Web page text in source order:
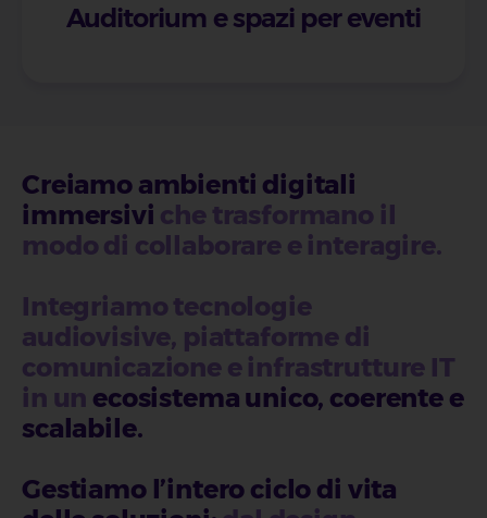
Auditorium e spazi per eventi
Creiamo ambienti digitali
immersivi che trasformano il
modo di collaborare e interagire.
Integriamo tecnologie
audiovisive, piattaforme di
comunicazione e infrastrutture IT
in un ecosistema unico, coerente e
scalabile.
Gestiamo l’intero ciclo di vita